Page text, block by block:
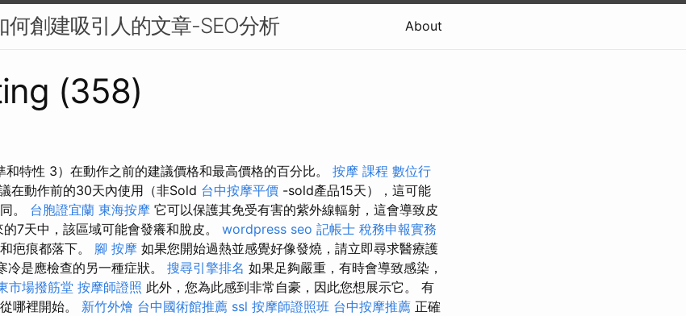
何創建吸引人的文章-SEO分析 About
(358)
特性 3）在動作之前的建議價格和最高價格的百分比。 按摩 課程 數位行
在動作前的30天內使用（非Sold 台中按摩平價 -sold產品15天），這可能
。 台胞證宜蘭 東海按摩 它可以保護其免受有害的紫外線輻射，這會導致皮
7天中，該區域可能會發癢和脫皮。 wordpress seo 記帳士 稅務申報實務
疤痕都落下。 腳 按摩 如果您開始過熱並感覺好像發燒，請立即尋求醫療護
冷是應檢查的另一種症狀。 搜尋引擎排名 如果足夠嚴重，有時會導致感染，
市場撥筋堂 按摩師證照 此外，您為此感到非常自豪，因此您想展示它。 有
哪裡開始。 新竹外燴 台中國術館推薦 ssl 按摩師證照班 台中按摩推薦 正確